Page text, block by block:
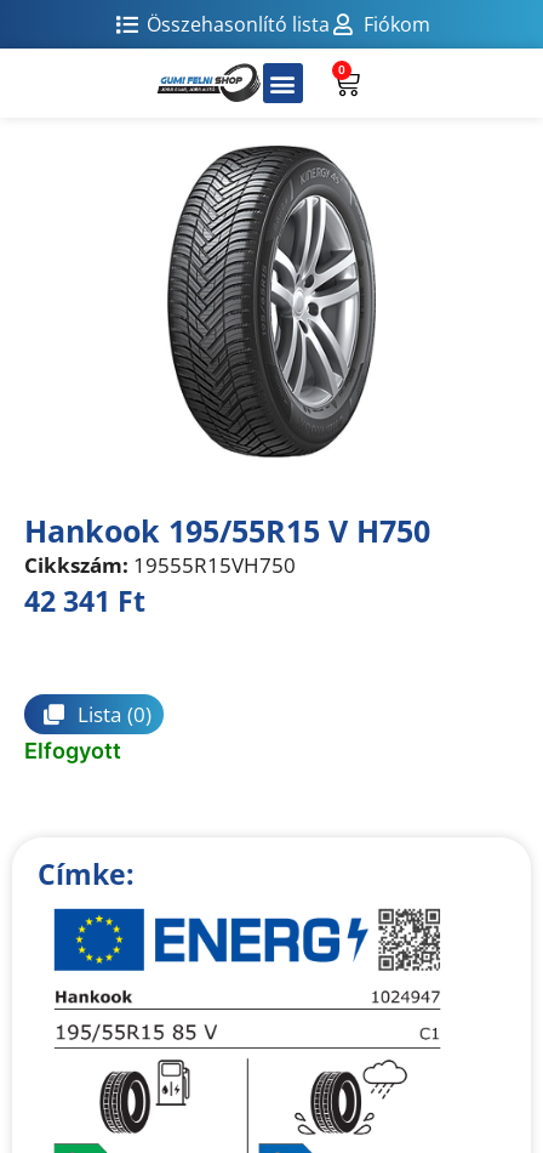
Összehasonlító lista Fiókom
0
Hankook 195/55R15 V H750
Cikkszám: 19555R15VH750
42 341 Ft
Lista (0)
Elfogyott
Címke: